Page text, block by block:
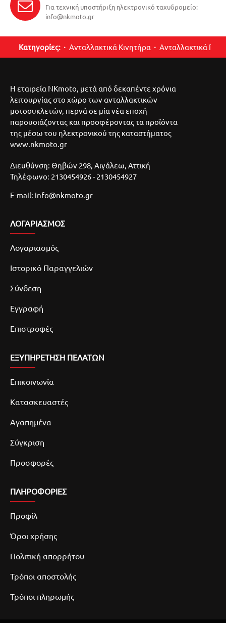
Για τεχνική υποστήριξη ηλεκτρονικό ταχυδρομείο:
info@nkmoto.gr
Κατηγορίες: Ανταλλακτικά Κινητήρα Ανταλλακτικά
Η εταιρεία NKmoto, μετά από δεκαπέντε χρόνια
λειτουργίας στο χώρο των ανταλλακτικών
μοτοσυκλετών, περνά σε μία νέα εποχή
παρουσιάζοντας και προσφέροντας τα προϊόντα
της μέσω του ηλεκτρονικού της καταστήματος
www.nkmoto.gr
Διευθύνση: Θηβών 298, Αιγάλεω, Αττική
Τηλέφωνο: 2130454926 - 2130454927
E-mail: info@nkmoto.gr
ΛΟΓΑΡΙΑΣΜΌΣ
Λογαριασμός
Ιστορικό Παραγγελιών
Σύνδεση
Εγγραφή
Επιστροφές
ΕΞΥΠΗΡΕΤΗΣΗ ΠΕΛΑΤΩΝ
Επικοινωνία
Κατασκευαστές
Αγαπημένα
Σύγκριση
Προσφορές
ΠΛΗΡΟΦΟΡΙΕΣ
Προφίλ
Όροι χρήσης
Πολιτική απορρήτου
Τρόποι αποστολής
Τρόποι πληρωμής